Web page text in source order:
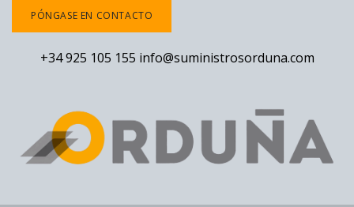
PÓNGASE EN CONTACTO
+34 925 105 155 info@suministrosorduna.com